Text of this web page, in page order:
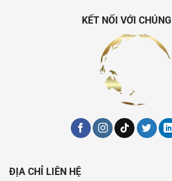
KẾT NỐI VỚI
ĐỊA CHỈ LIÊN HỆ